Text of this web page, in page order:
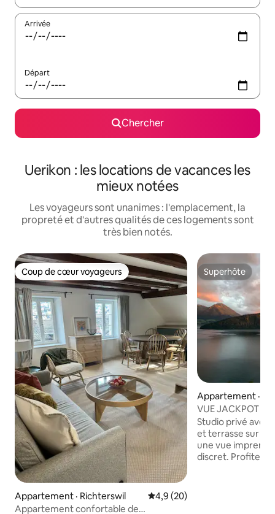
Arrivée
Départ
Chercher
Uerikon : les locations de vacances les
mieux notées
Les voyageurs sont unanimes : l'emplacement, la
propreté et d'autres qualités de ces logements sont
très bien notés.
Coup de cœur voyageurs
Coup de cœur voyageurs
Appartement · Richterswil Note moyenne de 4,9 sur 5,
4,9 (20)
Appartement confortable de
Superhôte
Superhôte
Appartement ·
VUE JACKPOT
30 m2 sur le toit
Studio privé avec
et terrasse sur le
une vue
discret. Profitez